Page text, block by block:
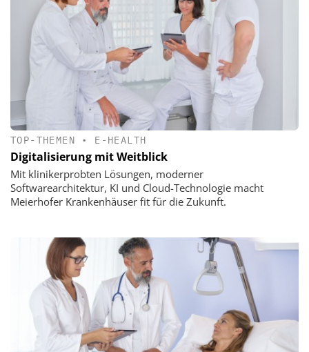
TOP-THEMEN • E-HEALTH
Digitalisierung mit Weitblick
Mit klinikerprobten Lösungen, moderner
Softwarearchitektur, KI und Cloud-Technologie macht
Meierhofer Krankenhäuser fit für die Zukunft.